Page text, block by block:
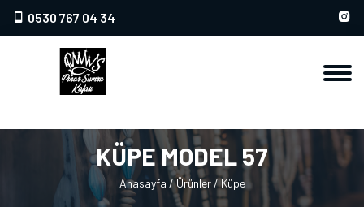
0530 767 04 34
KÜPE MODEL 57
Anasayfa /Ürünler /Küpe